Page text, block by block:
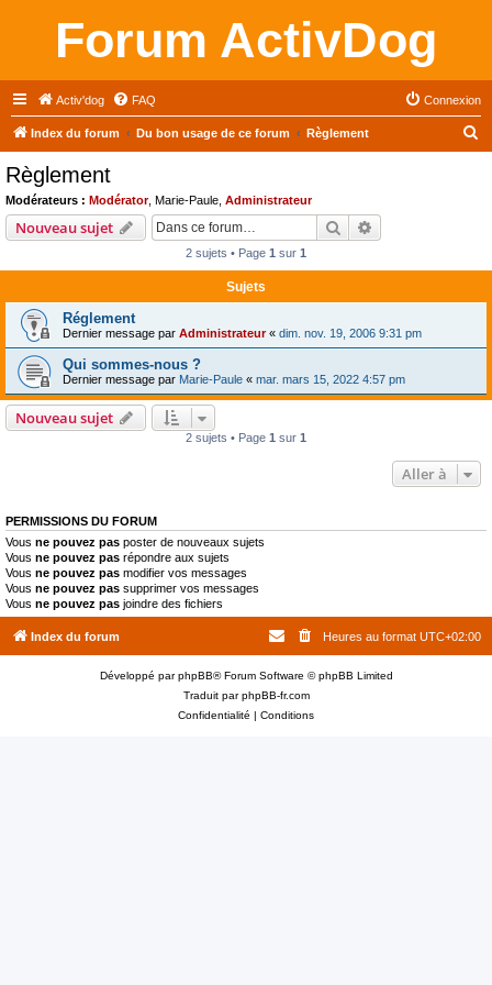
Forum ActivDog
Activ'dog FAQ Connexion
Index du forum Du bon usage de ce forum Règlement
Règlement
Modérateurs : Modérator, Marie-Paule Administrateur
Nouveau sujet Rechercher
2 sujets • Page 1 sur 1
Sujets
Réglement
Dernier message par Administrateur« dim. nov. 19, 2006 9:31 pm
Qui sommes-nous ?
Dernier message par Marie-Paule « mar. mars 15, 2022 4:57 pm
Nouveau sujet
2 sujets • Page 1 sur 1
Aller à
PERMISSIONS DU FORUM
Vous ne pouvez pas poster de nouveaux sujets
Vous ne pouvez pas répondre aux sujets
Vous ne pouvez pas modifier vos messages
Vous ne pouvez pas supprimer vos messages
Vous ne pouvez pas joindre des fichiers
Index du forum Heures au format UTC+02:00
Développé parphpBB® Forum Software © phpBB Limited
Traduit parphpBB-fr.com
Confidentialité | Conditions